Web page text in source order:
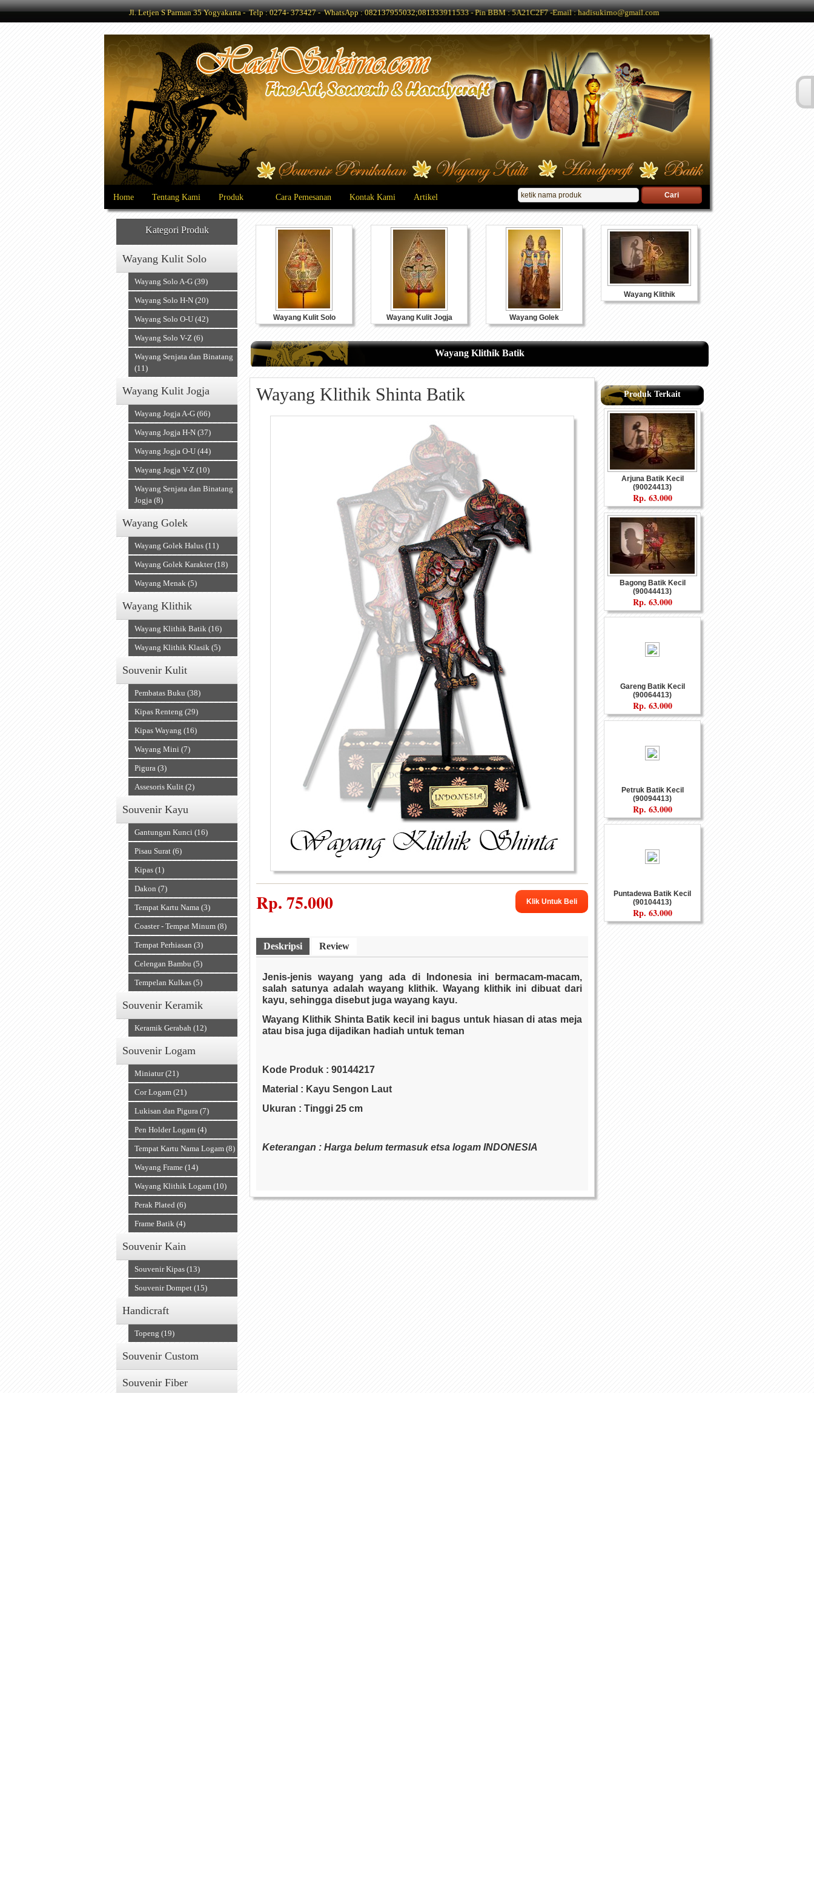
Jl. Letjen S Parman 35 Yogyakarta - Telp : 0274- 373427 - WhatsApp : 082137955032;081333911533 - Pin BBM : 5A21C2F7 -Email : hadisukirno@gmail.com
Home Tentang Kami Produk Cara Pemesanan Kontak Kami Artikel
Kategori Produk
Wayang Kulit Solo
Wayang Solo A-G (39)
Wayang Solo H-N (20)
Wayang Solo O-U (42)
Wayang Solo V-Z (6)
Wayang Senjata dan Binatang
(11)
Wayang Kulit Jogja
Wayang Jogja A-G (66)
Wayang Jogja H-N (37)
Wayang Jogja O-U (44)
Wayang Jogja V-Z (10)
Wayang Senjata dan Binatang
Jogja (8)
Wayang Golek
Wayang Golek Halus (11)
Wayang Golek Karakter (18)
Wayang Menak (5)
Wayang Klithik
Wayang Klithik Batik (16)
Wayang Klithik Klasik (5)
Souvenir Kulit
Pembatas Buku (38)
Kipas Renteng (29)
Kipas Wayang (16)
Wayang Mini (7)
Pigura (3)
Assesoris Kulit (2)
Souvenir Kayu
Gantungan Kunci (16)
Pisau Surat (6)
Kipas (1)
Dakon (7)
Tempat Kartu Nama (3)
Coaster - Tempat Minum (8)
Tempat Perhiasan (3)
Celengan Bambu (5)
Tempelan Kulkas (5)
Souvenir Keramik
Keramik Gerabah (12)
Souvenir Logam
Miniatur (21)
Cor Logam (21)
Lukisan dan Pigura (7)
Pen Holder Logam (4)
Tempat Kartu Nama Logam (8)
Wayang Frame (14)
Wayang Klithik Logam (10)
Perak Plated (6)
Frame Batik (4)
Souvenir Kain
Souvenir Kipas (13)
Souvenir Dompet (15)
Handicraft
Topeng (19)
Souvenir Custom
Souvenir Fiber
Wayang Kulit Solo Wayang Kulit Jogja Wayang Golek
Wayang Klithik
Souvenir Kayu Souvenir Logam
Handicraft Souvenir Fiber
Accesories Souvenir Gelas Souvenir Anyaman
Wayang Klithik Batik
Wayang Klithik Shinta Batik
Rp.75.000 Klik Untuk Beli
Deskripsi Review
Jenis-jenis wayang yang ada di Indonesia ini bermacam-macam,
salah satunya adalah wayang klithik. Wayang klithik ini dibuat dari
kayu, sehingga disebut juga wayang kayu.
Wayang Klithik Shinta Batik kecil ini bagus untuk hiasan di atas meja
atau bisa juga dijadikan hadiah untuk teman
Kode Produk : 90144217
Material : Kayu Sengon Laut
Ukuran : Tinggi 25 cm
Keterangan : Harga belum termasuk etsa logam INDONESIA
Produk Terkait
Arjuna Batik Kecil
(90024413)
Rp. 63.000
Bagong Batik Kecil
(90044413)
Rp. 63.000
Gareng Batik Kecil
(90064413)
Rp. 63.000
Petruk Batik Kecil
(90094413)
Rp. 63.000
Puntadewa Batik Kecil
(90104413)
Rp. 63.000